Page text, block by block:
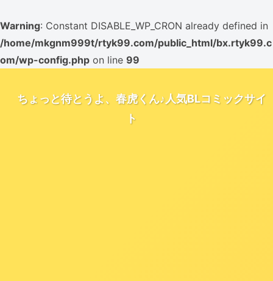
Warning: Constant DISABLE_WP_CRON already defined in
/home/mkgnm999t/rtyk99.com/public_html/bx.rtyk99.c
om/wp-config.php on line 99
ちょっと待とうよ、春虎くん♪人気BLコミックサイ
ト